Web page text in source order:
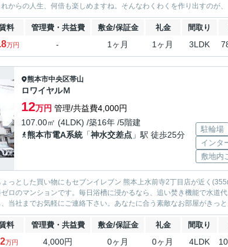
からの人生、何倍も楽しめますね。そんなわくわくを作り出すのが
料 管理費・共益費 敷金/保証金 礼金 間取り
万円 - 1ヶ月 1ヶ月 3LDK
熊本市中央区帯山
ロワイヤルＭ
12万円 管理/共益費4,000円
107.00㎡ (4LDK) /築16年 /5階建
熊本市電A系統「神水交差点 」駅 徒歩25分
駐輪場
インタ
敷地内
っとした買い物にもセブンイレブン 熊本上水前寺2丁目店が近く
ロのマンションです。毎日浴槽に浸かるなら、追い焚き機能で水道
当社までお気軽にご連絡下さい。あなたに合う素敵なお部屋がきっと
料 管理費・共益費 敷金/保証金 礼金 間取り
万円 4,000円 0ヶ月 0ヶ月 4LDK